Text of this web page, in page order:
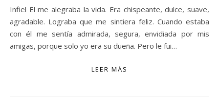
Infiel El me alegraba la vida. Era chispeante, dulce, suave,
agradable. Lograba que me sintiera feliz. Cuando estaba
con él me sentía admirada, segura, envidiada por mis
amigas, porque solo yo era su dueña. Pero le fui…
LEER MÁS